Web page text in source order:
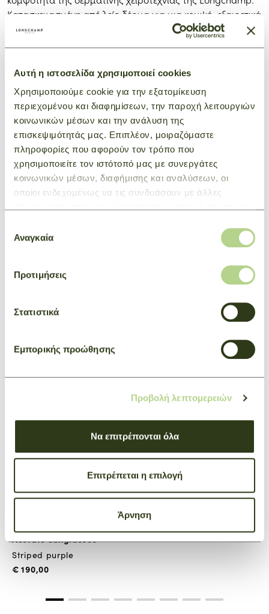
Αυτή η ιστοσελίδα χρησιμοποιεί cookies
Χρησιμοποιούμε cookie για την εξατομίκευση
περιεχομένου και διαφημίσεων, την παροχή λειτουργιών
κοινωνικών μέσων και την ανάλυση της
επισκεψιμότητάς μας. Επιπλέον, μοιραζόμαστε
πληροφορίες που αφορούν τον τρόπο που
χρησιμοποιείτε τον ιστότοπό μας με συνεργάτες
κοινωνικών μέσων, διαφήμισης και αναλύσεων, οι
οποίοι ενδεχομένως να τις συνδυάσουν με άλλες
των υπηρεσιών τους.
συγκατάθεσης
Αναγκαία
Προτιμήσεις
Στατιστικά
Εμπορικής προώθησης
Προβολή λεπτομερειών
Να επιτρέπονται όλα
Επιτρέπεται η επιλογή
Άρνηση
Κατασκευασμένη από λείο δέρμα για μια κομψή, εξαιρετικά
μινιμαλιστική εμφάνιση, διαθέτει κλείσιμο με καπάκι που
κοσμείται με το εικονικό κουμπί της Longchamp. Ο φαρδύς
πινελιά sport-chic στο σχέδιο.
Το ÉPURE προσεγγίζει την καθημερινή ζωή με αισιοδοξία
και κομψότητα. Διαθέτοντας δομημένες γραφικές
γραμμές, τα μοντέλα αυτά έχουν γίνει αληθινά είδωλα της
μόδας που προσαρμόζονται άψογα στις ανάγκες και τις
επιθυμίες σας.
ΜΠΟΡΕΙ ΕΠΙΣΗΣ ΝΑ ΣΑΣ
ΕΝΔΙΑΦΕΡΕΙ
Acetate Sunglasses
Striped purple
€ 190,00